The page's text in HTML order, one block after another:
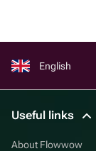
English
Useful links
About Flowwow